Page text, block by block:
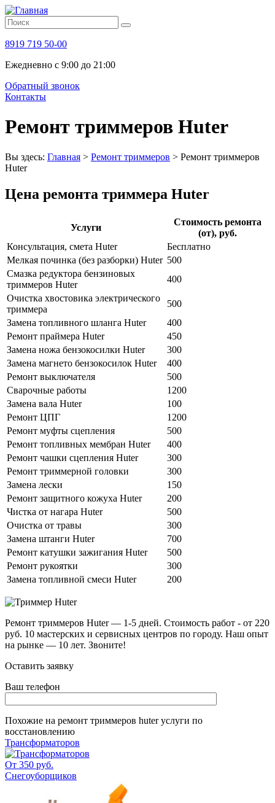
8919 719 50-00
Ежедневно с 9:00 до 21:00
Обратный звонок
Контакты
Ремонт триммеров Huter
Вы здесь: Главная > Ремонт триммеров > Ремонт триммеров
Huter
Цена ремонта триммера Huter
Услуги
Стоимость ремонта
(от), руб.
Консультация, смета Huter
Бесплатно
Мелкая починка (без разборки) Huter 500
Смазка редуктора бензиновых
триммеров Huter
400
Очистка хвостовика электрического
триммера
500
Замена топливного шланга Huter
400
Ремонт праймера Huter
450
Замена ножа бензокосилки Huter
300
Замена магнето бензокосилок Huter
400
Ремонт выключателя
500
Сварочные работы
1200
Замена вала Huter
100
Ремонт ЦПГ
1200
Ремонт муфты сцепления
500
Ремонт топливных мембран Huter
400
Ремонт чашки сцепления Huter
300
Ремонт триммерной головки
300
Замена лески
150
Ремонт защитного кожуха Huter
200
Чистка от нагара Huter
500
Очистка от травы
300
Замена штанги Huter
700
Ремонт катушки зажигания Huter
500
Ремонт рукоятки
300
Замена топливной смеси Huter
200
Ремонт триммеров Huter — 1-5 дней. Стоимость работ - от 220
руб. 10 мастерских и сервисных центров по городу. Наш опыт
на рынке — 10 лет. Звоните!
Оставить заявку
Ваш телефон
Похожие на ремонт триммеров huterуслуги по
восстановлению
Трансформаторов
От 350 руб.
Снегоуборщиков